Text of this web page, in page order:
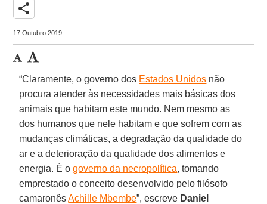
share
17 Outubro 2019
“Claramente, o governo dos Estados Unidos não
procura atender às necessidades mais básicas dos
animais que habitam este mundo. Nem mesmo as
dos humanos que nele habitam e que sofrem com as
mudanças climáticas, a degradação da qualidade do
ar e a deterioração da qualidade dos alimentos e
energia. É ogoverno da necropolítica, tomando
emprestado o conceito desenvolvido pelo filósofo
camaronêsAchille Mbembe”, escreve Daniel